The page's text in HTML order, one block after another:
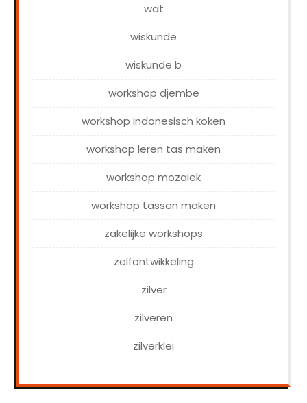
wat
wiskunde
wiskunde b
workshop djembe
workshop indonesisch koken
workshop leren tas maken
workshop mozaiek
workshop tassen maken
zakelijke workshops
zelfontwikkeling
zilver
zilveren
zilverklei